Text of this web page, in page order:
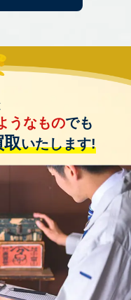
うなものでも
取いたします!